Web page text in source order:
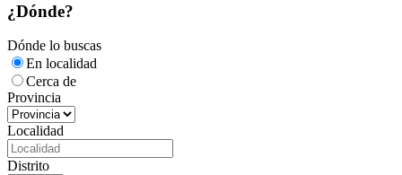
¿Dónde?
Dónde lo buscas
En localidad
Cerca de
Provincia
Localidad
Distrito